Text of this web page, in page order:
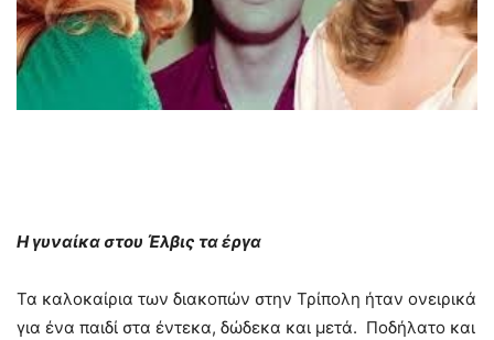
Η γυναίκα στου Έλβις τα έργα
Τα καλοκαίρια των διακοπών στην Τρίπολη ήταν ονειρικά
για ένα παιδί στα έντεκα, δώδεκα και μετά. Ποδήλατο και